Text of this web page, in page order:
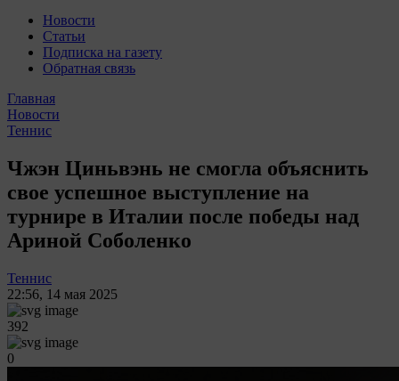
Новости
Статьи
Подписка на газету
Обратная связь
Главная
Новости
Теннис
Чжэн Циньвэнь не смогла объяснить
свое успешное выступление на
турнире в Италии после победы над
Ариной Соболенко
Теннис
22:56, 14 мая 2025
392
0